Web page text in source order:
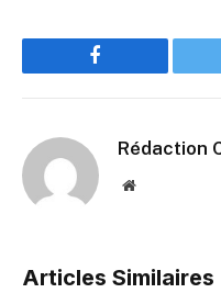
Facebook
Rédaction
Website
Articles Similaires